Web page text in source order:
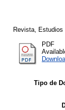
Revista, Estudios
PDF
Tipo de